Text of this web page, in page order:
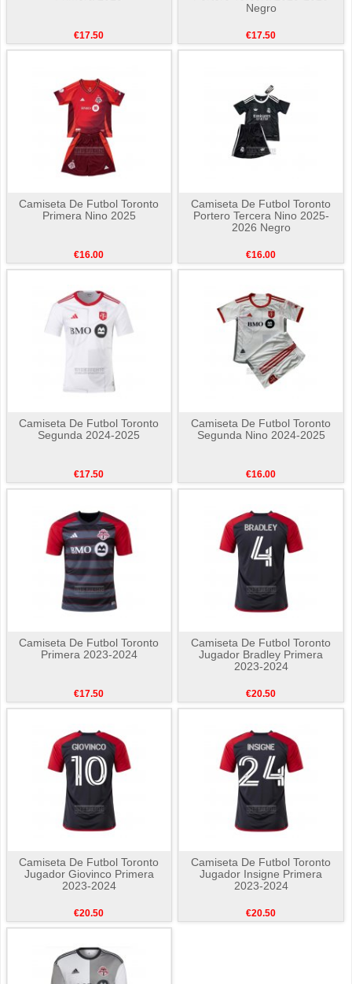
€17.50
Negro
€17.50
Camiseta De Futbol Toronto
Primera Nino 2025
€16.00
Camiseta De Futbol Toronto
Portero Tercera Nino 2025-
2026 Negro
€16.00
Camiseta De Futbol Toronto
Segunda 2024-2025
€17.50
Camiseta De Futbol Toronto
Segunda Nino 2024-2025
€16.00
Camiseta De Futbol Toronto
Primera 2023-2024
€17.50
Camiseta De Futbol Toronto
Jugador Bradley Primera
2023-2024
€20.50
Camiseta De Futbol Toronto
Jugador Giovinco Primera
2023-2024
€20.50
Camiseta De Futbol Toronto
Jugador Insigne Primera
2023-2024
€20.50